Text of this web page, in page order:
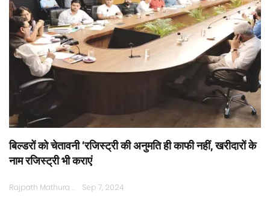
बिल्डरों को चेतावनी ‘रजिस्ट्री की अनुमति ही काफी नहीं, खरीदारों के
नाम रजिस्ट्री भी कराएं
Rajpath Mathura Sep 7, 2024